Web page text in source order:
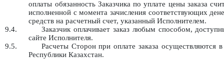
оплаты обязанность Заказчика по уплате цены заказа
исполненной с момента зачисления соответствующих
средств на расчетный счет, указанный Исполнителем.
9.4.
Заказчик оплачивает заказ любым способом,
сайте Исполнителя.
9.5.
Расчеты Сторон при оплате заказа осуществляются в
Республики Казахстан.